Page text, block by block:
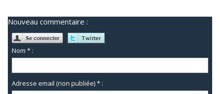
Nouveau commentaire :
Nom * :
Adresse email (non publiée) * :